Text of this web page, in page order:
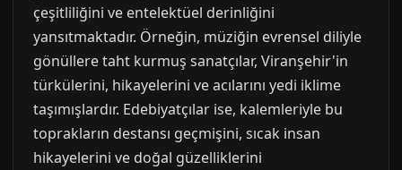
çeşitliliğini ve entelektüel derinliğini
yansıtmaktadır. Örneğin, müziğin evrensel diliyle
gönüllere taht kurmuş sanatçılar, Viranşehir'in
türkülerini, hikayelerini ve acılarını yedi iklime
taşımışlardır. Edebiyatçılar ise, kalemleriyle bu
toprakların destansı geçmişini, sıcak insan
hikayelerini ve doğal güzelliklerini